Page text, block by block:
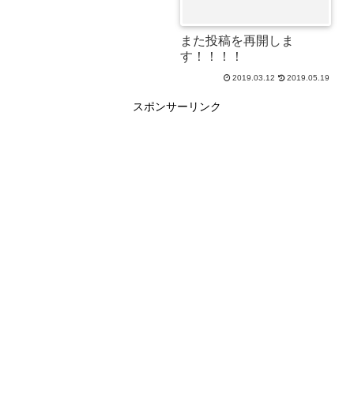
また投稿を再開しま
す！！！！
2019.03.12 2019.05.19
スポンサーリンク